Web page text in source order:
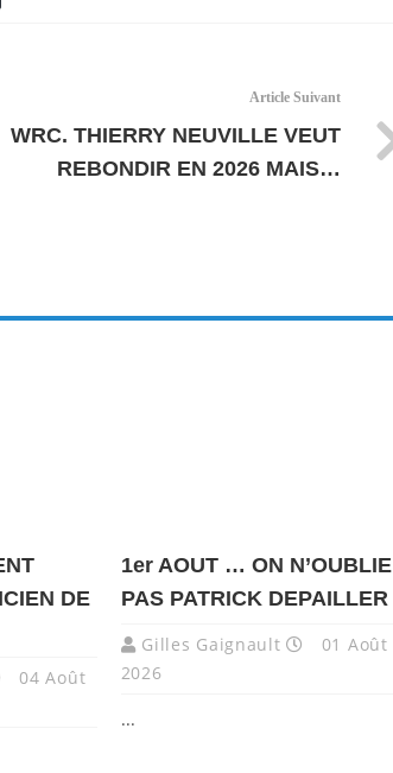
Article Suivant
WRC. THIERRY NEUVILLE VEUT
REBONDIR EN 2026 MAIS…
DE
04 Août
1er AOUT … ON N’OUBLIE
PAS PATRICK DEPAILLER
Gilles Gaignault
01 Août
2026
...